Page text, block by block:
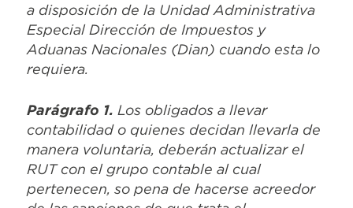
a disposición de la Unidad Administrativa
Especial Dirección de Impuestos y
Aduanas Nacionales (Dian) cuando esta lo
requiera.
Parágrafo 1. Los obligados a llevar
contabilidad o quienes decidan llevarla de
manera voluntaria, deberán actualizar el
RUT con el grupo contable al cual
pertenecen, so pena de hacerse acreedor